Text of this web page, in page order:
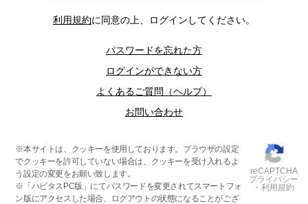
利用規約に同意の上、ログインしてください。
パスワードを忘れた方
ログインができない方
よくあるご質問（ヘルプ）
お問い合わせ
※本サイトは、クッキーを使用しております。ブラウザの設定
でクッキーを許可していない場合は、クッキーを受け入れるよ
う設定の変更をお願い致します。
※「ハピタスPC版」にてパスワードを変更されてスマートフォ
ン版にアクセスした場合、ログアウトの状態になることがござ
reCAPTCHA
プライバシー
・利用規約